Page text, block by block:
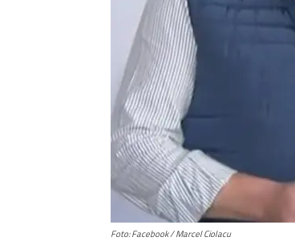
Foto: Facebook / Marcel Ciolacu